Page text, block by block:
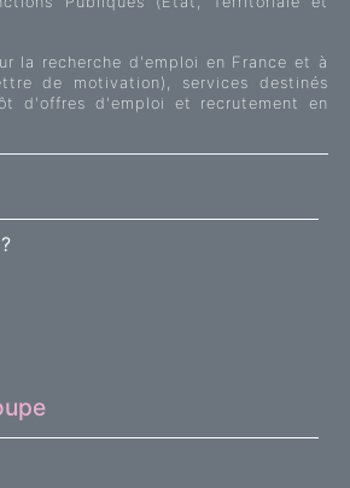
la recherche d'emploi en France et à
de motivation), services destinés
d'offres d'emploi et recrutement en